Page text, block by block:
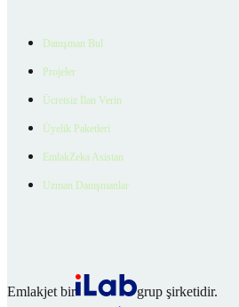
Danışman Bul
Projeler
Ücretsiz İlan Verin
Üyelik Paketleri
EmlakZeka Asistan
Uzman Danışmanlar
Emlakjet bir
grup şirketidir.